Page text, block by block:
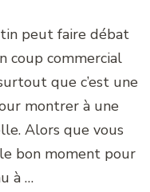
peut faire débat
coup commercial
que c’est une
montrer à une
Alors que vous
le bon moment pour
à …